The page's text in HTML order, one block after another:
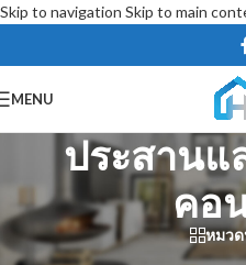
Skip to navigation Skip to main
MENU
ประสาน
คอ
หมว
หน้าหลัก/สี และเคมีภัณฑ์ เคมีภัณฑ์/